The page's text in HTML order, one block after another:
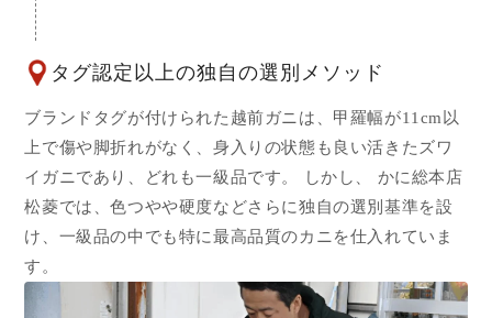
タグ認定以上の独自の選別メソッド
ブランドタグが付けられた越前ガニは、甲羅幅が11cm以
上で傷や脚折れがなく、身入りの状態も良い活きたズワ
イガニであり、どれも一級品です。 しかし、 かに総本店
松菱では、色つやや硬度などさらに独自の選別基準を設
け、一級品の中でも特に最高品質のカニを仕入れていま
す。